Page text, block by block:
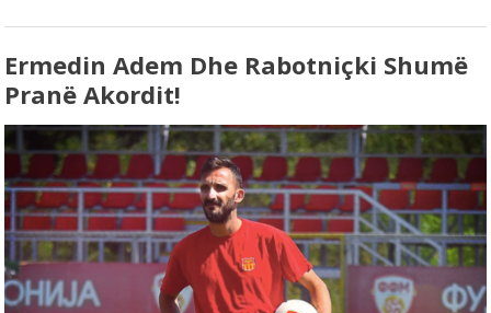
Ermedin Adem Dhe Rabotniçki Shumë
Pranë Akordit!